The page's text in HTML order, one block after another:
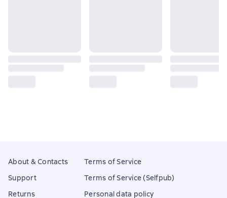
About & Contacts
Support
Returns
Terms of Service
Terms of Service (Selfpub)
Personal data policy